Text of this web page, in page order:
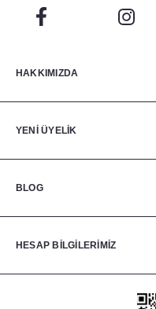
HAKKIMIZDA
YENİ ÜYELİK
BLOG
HESAP BİLGİLERİMİZ